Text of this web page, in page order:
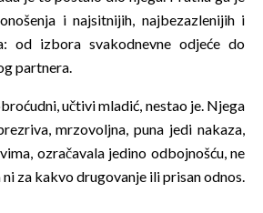
i najsitnijih, najbezazlenijih i
od izbora svakodnevne odjeće do
partnera.
učtivi mladić, nestao je. Njega
mrzovoljna, puna jedi nakaza,
ozračavala jedino odbojnošću, ne
za kakvo drugovanje ili prisan odnos.